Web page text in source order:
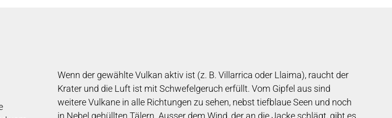
Wenn der gewählte Vulkan aktiv ist (z. B. Villarrica oder Llaima), raucht der
Krater und die Luft ist mit Schwefelgeruch erfüllt. Vom Gipfel aus sind
weitere Vulkane in alle Richtungen zu sehen, nebst tiefblaue Seen und noch
in Nebel gehüllten Tälern. Ausser dem Wind, der an die Jacke schlägt, gibt es